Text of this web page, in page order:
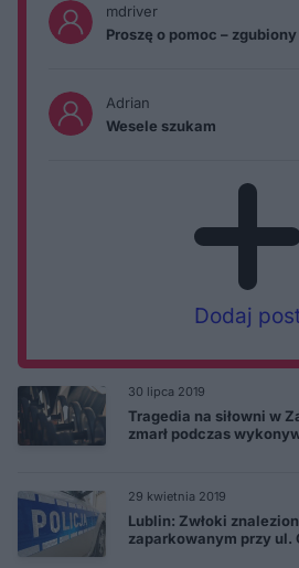
30 lipca 2019
Tragedia na siłowni w
zmarł podczas
29 kwietnia 2019
Lublin: Zwłoki
zaparkowanym przy ul.
mdriver
Proszę o pomoc –
Adrian
Wesele szukam
Dodaj